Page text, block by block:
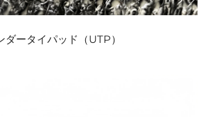
ダータイパッド（UTP）